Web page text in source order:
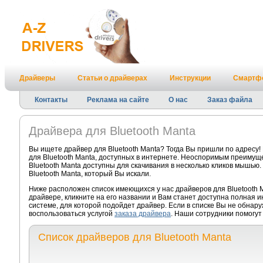
Драйверы Статьи о драйверах Инструкции
Контакты Реклама на сайте О нас Заказ файла
Драйвера для Bluetooth Manta
Вы ищете драйвер для Bluetooth Manta? Тогда Вы пришли по
для Bluetooth Manta, доступных в интернете. Неоспоримым
Bluetooth Manta доступны для скачивания в несколько кликов
Bluetooth Manta, который Вы искали.
Ниже расположен список имеющихся у нас драйверов для
драйвере, кликните на его названии и Вам станет доступна
системе, для которой подойдет драйвер. Если в списке Вы не
воспользоваться услугой заказа драйвера. Наши сотрудники
Список драйверов для Bluetooth Manta